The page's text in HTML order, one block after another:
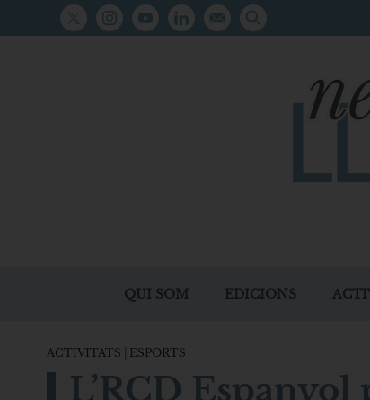
QUI SOM EDICIONS
ACTIVITATS ESPORTS
L’RCD